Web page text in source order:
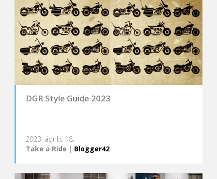
DGR Style Guide 2023
2023. április 18.
Take a Ride | Blogger42